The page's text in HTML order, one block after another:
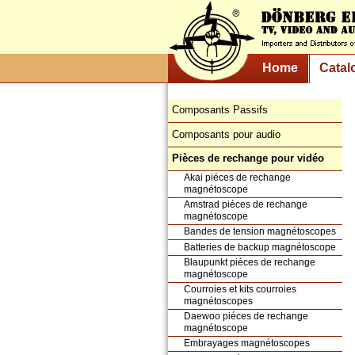
Home
Composants Passifs
Composants pour audio
Pièces de rechange pour vidéo
Akai piéces de rechange
magnétoscope
Amstrad piéces de rechange
magnétoscope
Bandes de tension magnétoscopes
Batteries de backup magnétoscope
Blaupunkt piéces de rechange
magnétoscope
Courroies et kits courroies
magnétoscopes
Daewoo piéces de rechange
magnétoscope
Embrayages magnétoscopes